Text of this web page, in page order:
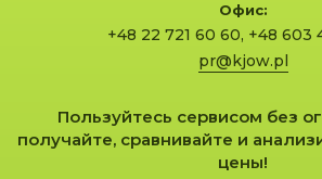
Офис:
+48 22 721 60 60, +48 603
pr@kjow.pl
Пользуйтесь сервисом без
получайте, сравнивайте и
цены!